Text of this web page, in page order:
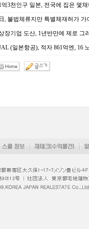
억3천인구 일본, 전국에 집은 몇
日, 불법체류지만 특별체재허가 가
장기업 도산, 1년반만에 제로 그
(일본항공), 적자 861억엔, 16